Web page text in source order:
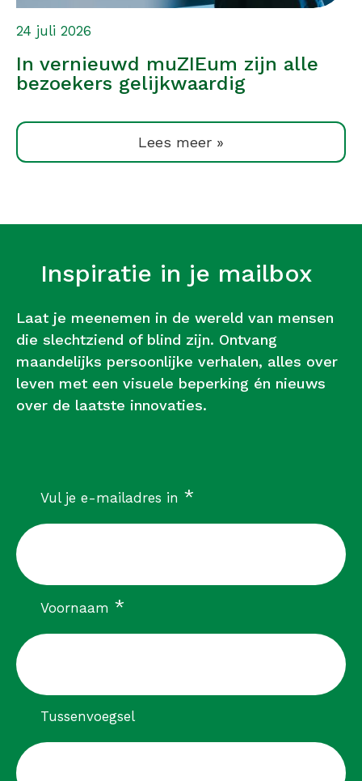
In vernieuwd muZIEum zijn alle
bezoekers gelijkwaardig
24 juli 2026
Lees meer »
Inspiratie in je mailbox
Laat je meenemen in de wereld van mensen
die slechtziend of blind zijn. Ontvang
maandelijks persoonlijke verhalen, alles over
leven met een visuele beperking én nieuws
over de laatste innovaties.
Vul je e-mailadres in *verplicht
Voornaam *verplicht
Tussenvoegsel